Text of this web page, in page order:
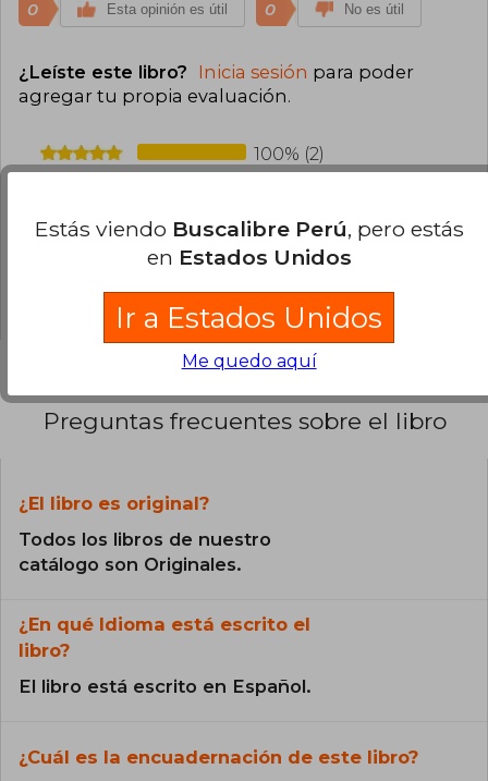
0 Esta opinión es útil 0 No es útil
¿Leíste este libro? Inicia sesión para poder
agregar tu propia evaluación.
100% (2)
0% (0)
0% (0)
0% (0)
Preguntas frecuentes sobre el libro
¿El libro es original?
Todos los libros de nuestro
catálogo son Originales.
¿En qué Idioma está escrito el
libro?
El libro está escrito en Español.
¿Cuál es la encuadernación de este libro?
Estás viendo Buscalibre Perú, pero estás
en Estados Unidos
Ir a Estados Unidos
Me quedo aquí